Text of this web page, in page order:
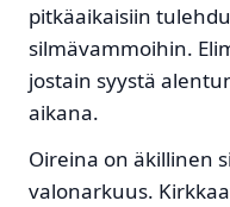
pitkäaikaisiin
silmävammoihin.
jostain syystä
aikana.
Oireina on äkillinen
valonarkuus.